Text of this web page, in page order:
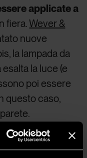
applicate a
fiera.Wever &
nuove
la lampada da
la luce (e
poi essere
questo caso,